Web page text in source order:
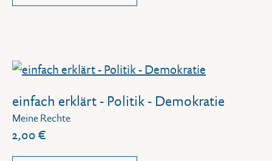
einfach erklärt - Politik - Demokratie
Meine Rechte
2,00 €